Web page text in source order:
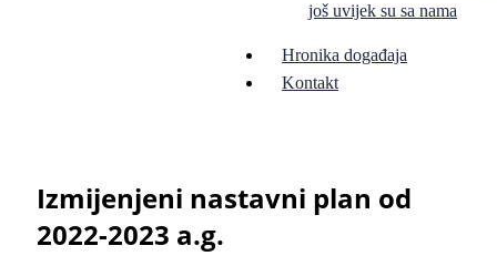
još uvijek su sa nama
Hronika događaja
Kontakt
Izmijenjeni nastavni plan od
2022-2023 a.g.